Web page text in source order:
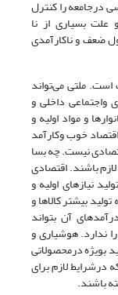
درجامعه را کنترل
بسیاری از نا
ضعف و ناکارآمدی
ملتی می‌تواند
واجتماعی داخلی و
و مواد اولیه و
خوب وکارآمد
نیست. چه بسا
باشند. اقتصادی
نیازهای اولیه و
بیشتر کالاها و
آن بتواند
را ندارد. هوشیاری و
بویژه درمحصولاتی
درشرایط لازم برای
باشند.